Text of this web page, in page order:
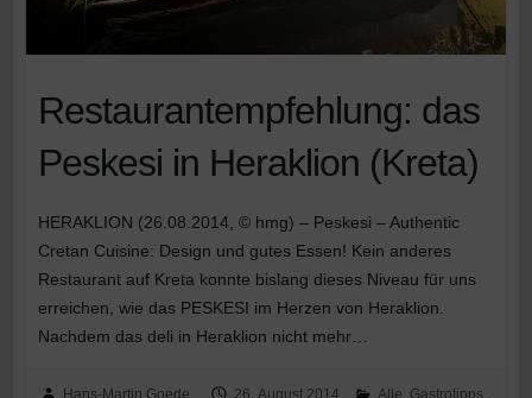
Restaurantempfehlung: das
Peskesi in Heraklion (Kreta)
HERAKLION (26.08.2014, © hmg) – Peskesi – Authentic
Cretan Cuisine: Design und gutes Essen! Kein anderes
Restaurant auf Kreta konnte bislang dieses Niveau für uns
erreichen, wie das PESKESI im Herzen von Heraklion.
Nachdem das deli in Heraklion nicht mehr…
Hans-Martin Goede 26. August 2014 Alle Gastrotipps